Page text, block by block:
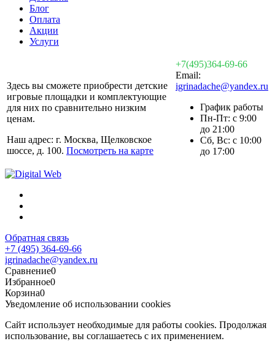
Блог
Оплата
Акции
Услуги
Здесь вы сможете приобрести детские
игровые площадки и комплектующие
для них по сравнительно низким
ценам.
Наш адрес: г. Москва, Щелковское
шоссе, д. 100. Посмотреть на карте
+7(495)364-69-66
Email:
igrinadache@yandex.ru
График работы
Пн-Пт: с 9:00
до 21:00
Сб, Вс: с 10:00
до 17:00
Обратная связь
+7 (495) 364-69-66
igrinadache@yandex.ru
Сравнение0
Избранное0
Корзина0
Уведомление об использовании cookies
Сайт использует необходимые для работы cookies. Продолжая
использование, вы соглашаетесь с их применением.